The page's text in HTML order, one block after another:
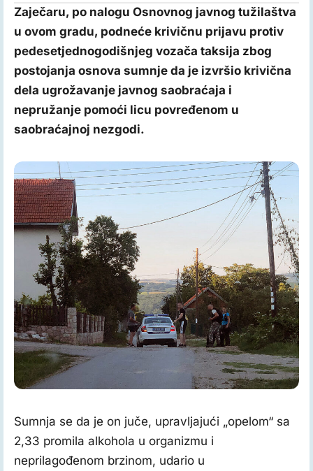
Zaječaru, po nalogu Osnovnog javnog tužilaštva
u ovom gradu, podneće krivičnu prijavu protiv
pedesetjednogodišnjeg vozača taksija zbog
postojanja osnova sumnje da je izvršio krivična
dela ugrožavanje javnog saobraćaja i
nepružanje pomoći licu povređenom u
saobraćajnoj nezgodi.
novine
Sumnja se da je on juče, upravljajući „opelom“ sa
2,33 promila alkohola u organizmu i
neprilagođenom brzinom, udario u